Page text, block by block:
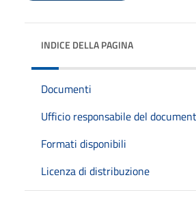
INDICE DELLA PAGINA
Documenti
Ufficio responsabile del
Formati disponibili
Licenza di distribuzione